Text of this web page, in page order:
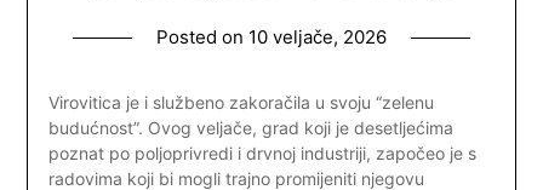
Posted on 10 veljače, 2026
Virovitica je i službeno zakoračila u svoju “zelenu
budućnost”. Ovog veljače, grad koji je desetljećima
poznat po poljoprivredi i drvnoj industriji, započeo je s
radovima koji bi mogli trajno promijeniti njegovu